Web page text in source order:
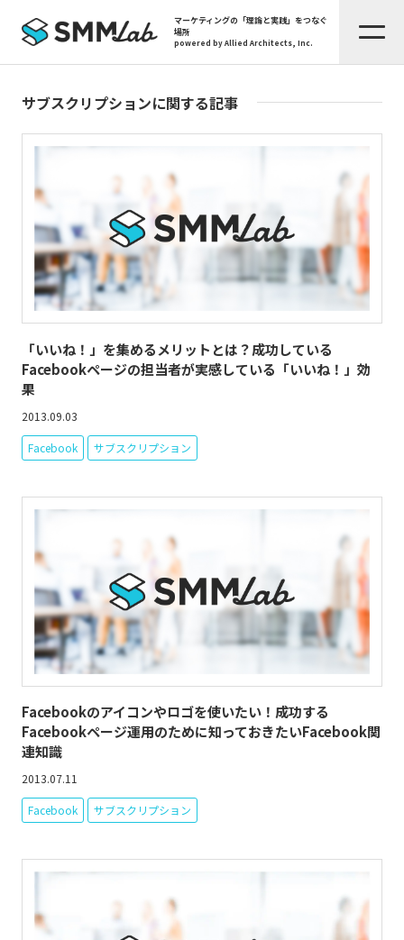
マーケティングの「理論と実践」をつなぐ
場所
powered by Allied Architects, Inc.
サブスクリプションに関する記事
「いいね！」を集めるメリットとは？成功している
Facebookページの担当者が実感している「いいね！」効
果
2013.09.03
Facebook サブスクリプション
Facebookのアイコンやロゴを使いたい！成功する
Facebookページ運用のために知っておきたいFacebook関
連知識
2013.07.11
Facebook サブスクリプション